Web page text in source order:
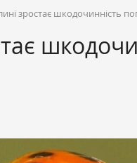
зростає шкодочинність